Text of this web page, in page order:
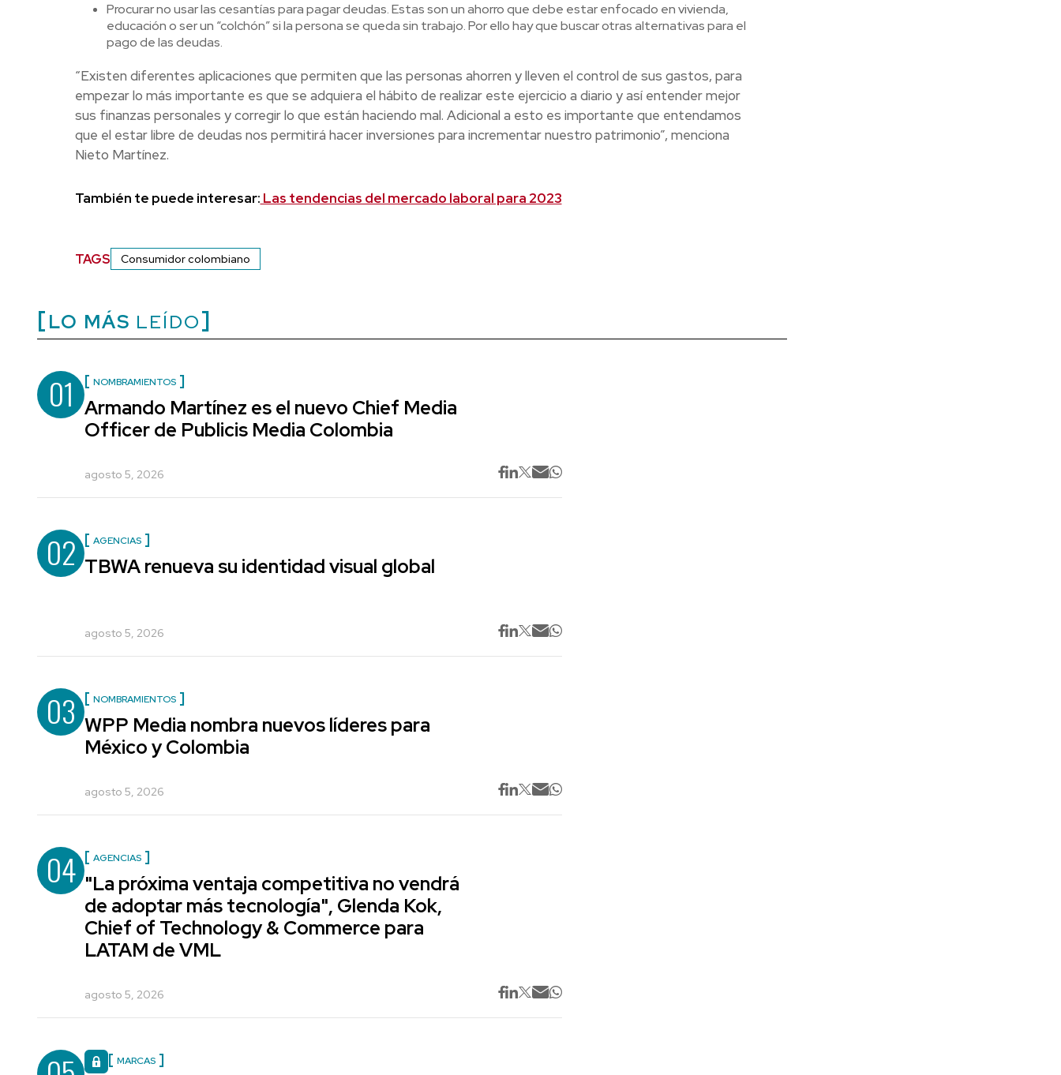
Procurar no usar las cesantías para pagar deudas. Estas son un ahorro que debe estar enfocado en vivienda,
educación o ser un “colchón” si la persona se queda sin trabajo. Por ello hay que buscar otras alternativas para el
pago de las deudas.
“Existen diferentes aplicaciones que permiten que las personas ahorren y lleven el control de sus gastos, para
empezar lo más importante es que se adquiera el hábito de realizar este ejercicio a diario y así entender mejor
sus finanzas personales y corregir lo que están haciendo mal. Adicional a esto es importante que entendamos
que el estar libre de deudas nos permitirá hacer inversiones para incrementar nuestro patrimonio”, menciona
Nieto Martínez.
También te puede interesar: Las tendencias del mercado laboral para 2023
TAGS Consumidor colombiano
LO MÁS LEÍDO
01 NOMBRAMIENTOS
Armando Martínez es el nuevo Chief Media
Officer de Publicis Media Colombia
agosto 5, 2026
02 AGENCIAS
TBWA renueva su identidad visual global
agosto 5, 2026
03 NOMBRAMIENTOS
WPP Media nombra nuevos líderes para
México y Colombia
agosto 5, 2026
04 AGENCIAS
"La próxima ventaja competitiva no vendrá
de adoptar más tecnología", Glenda Kok,
Chief of Technology & Commerce para
LATAM de VML
agosto 5, 2026
MARCAS